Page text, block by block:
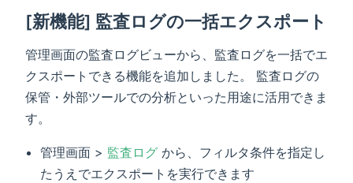
[新機能] 監査ログの一括エクスポート
管理画面の監査ログビューから、監査ログを一括でエ
クスポートできる機能を追加しました。 監査ログの
保管・外部ツールでの分析といった用途に活用できま
す。
管理画面 > 監査ログ から、フィルタ条件を指定し
たうえでエクスポートを実行できます